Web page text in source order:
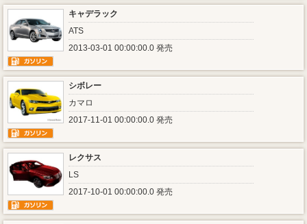
キャデラック
ATS
2013-03-01 00:00:00.0 発売
シボレー
カマロ
2017-11-01 00:00:00.0 発売
レクサス
LS
2017-10-01 00:00:00.0 発売